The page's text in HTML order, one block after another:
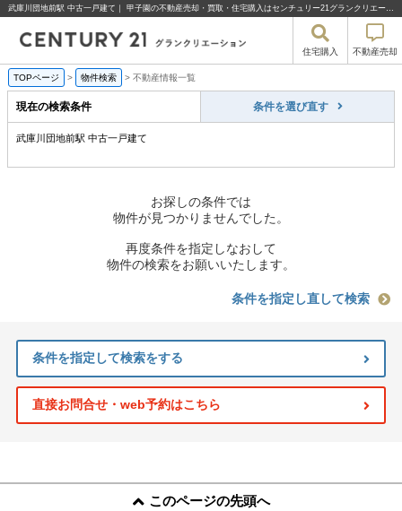
武庫川団地前駅 中古一戸建て｜ 甲子園の不動産売却・買取・住宅購入はセンチュリー21グランクリエーション
住宅購入 不動産売却
TOPページ > 物件検索 > 不動産情報一覧
現在の検索条件 条件を選び直す
武庫川団地前駅 中古一戸建て
お探しの条件では
物件が見つかりませんでした。
再度条件を指定しなおして
物件の検索をお願いいたします。
条件を指定し直して検索
条件を指定して検索をする
直接お問合せ・web予約はこちら
このページの先頭へ